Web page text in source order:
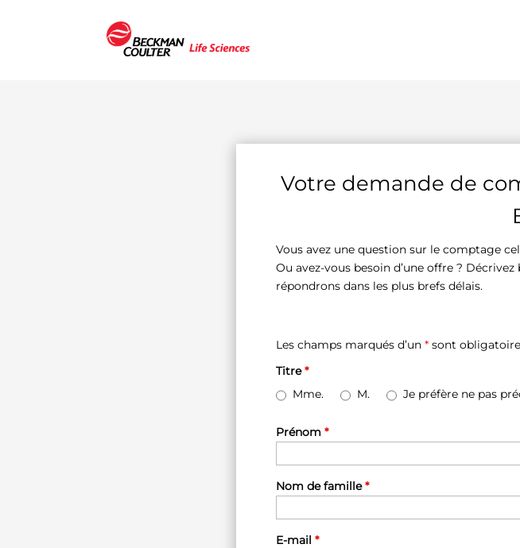
Votre demande de
Vous avez une question sur le comptage
Ou avez-vous besoin d’une offre ?
répondrons dans les plus brefs délais.
Les champs marqués d’un * sont
Titre*
Mme.
M. Je préfère ne pas
Prénom *
Nom de famille*
E-mail *